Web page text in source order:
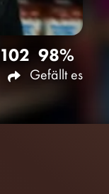
102 98%
Gefällt es